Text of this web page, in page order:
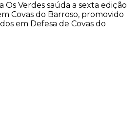
Os Verdes saúda a sexta edição
Covas do Barroso, promovido
em Defesa de Covas do